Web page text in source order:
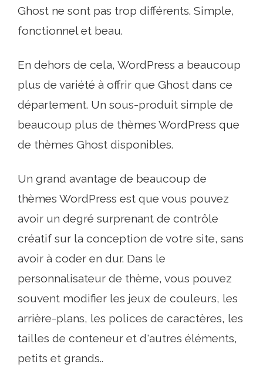
Ghost ne sont pas trop différents. Simple,
fonctionnel et beau.
En dehors de cela, WordPress a beaucoup
plus de variété à offrir que Ghost dans ce
département. Un sous-produit simple de
beaucoup plus de thèmes WordPress que
de thèmes Ghost disponibles.
Un grand avantage de beaucoup de
thèmes WordPress est que vous pouvez
avoir un degré surprenant de contrôle
créatif sur la conception de votre site, sans
avoir à coder en dur. Dans le
personnalisateur de thème, vous pouvez
souvent modifier les jeux de couleurs, les
arrière-plans, les polices de caractères, les
tailles de conteneur et d'autres éléments,
petits et grands..